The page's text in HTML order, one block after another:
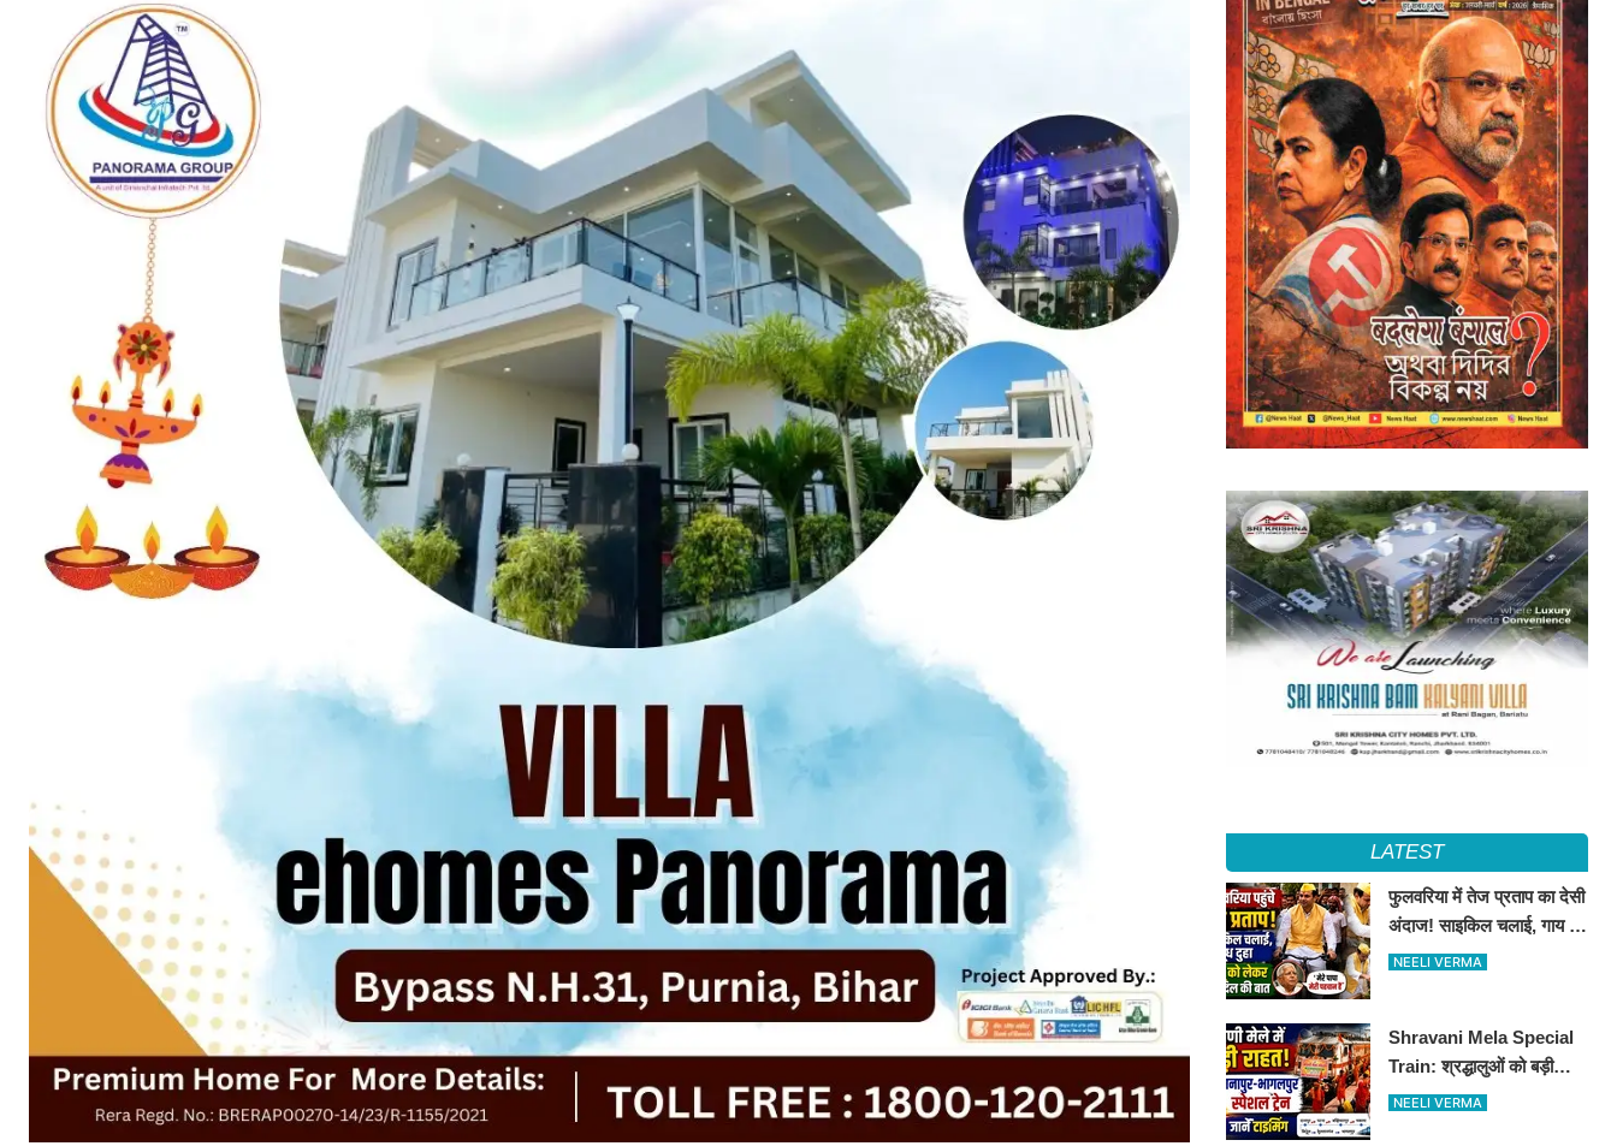
LATEST
फुलवरिया में तेज प्रताप का देसी
अंदाज! साइकिल चलाई, गाय का
दूध दुहा, लालू को किया याद
NEELI VERMA
Shravani Mela Special
Train: श्रद्धालुओं को बड़ी
राहत, दानापुर-भागलपुर स्पेशल
NEELI VERMA